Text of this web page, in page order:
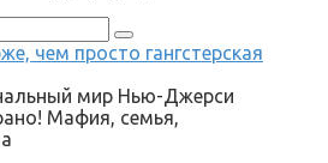
чем просто гангстерская
мир Нью-Джерси
Мафия, семья,